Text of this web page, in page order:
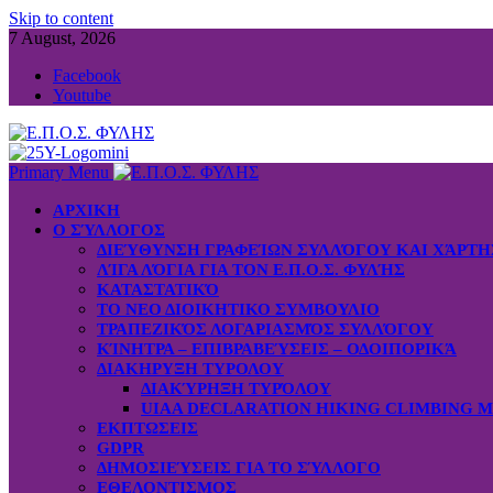
Skip to content
7 August, 2026
Facebook
Youtube
Primary Menu
ΑΡΧΙΚΗ
Ο ΣΎΛΛΟΓΟΣ
ΔΙΕΎΘΥΝΣΗ ΓΡΑΦΕΊΩΝ ΣΥΛΛΌΓΟΥ ΚΑΙ
ΛΊΓΑ ΛΌΓΙΑ ΓΙΑ ΤΟΝ Ε.Π.Ο.Σ. ΦΥΛΉΣ
ΚΑΤΑΣΤΑΤΙΚΌ
ΤΟ ΝΕΟ ΔΙΟΙΚΗΤΙΚΟ ΣΥΜΒΟΥΛΙΟ
ΤΡΑΠΕΖΙΚΌΣ ΛΟΓΑΡΙΑΣΜΌΣ ΣΥΛΛΌΓΟΥ
ΚΊΝΗΤΡΑ – ΕΠΙΒΡΑΒΕΎΣΕΙΣ – ΟΔΟΙΠΟΡΙΚΆ
ΔΙΑΚΗΡΥΞΗ ΤΥΡΟΛΟΥ
ΔΙΑΚΎΡΗΞΗ ΤΥΡΌΛΟΥ
UIAA DECLARATION HIKING CLIMBING
ΕΚΠΤΩΣΕΙΣ
GDPR
ΔΗΜΟΣΙΕΎΣΕΙΣ ΓΙΑ ΤΟ ΣΎΛΛΟΓΟ
ΕΘΕΛΟΝΤΙΣΜΟΣ